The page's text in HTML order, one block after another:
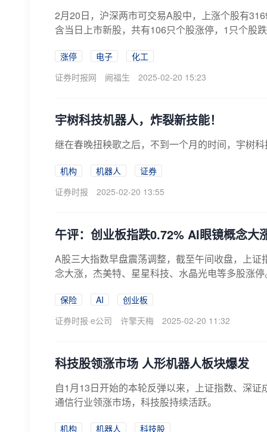
2月20日，沪深两市可交易A股中，上涨个股有
含当日上市新股，共有106只个股涨停，1只个股
涨停 电子
化工
证券时报网
阙福生 2025-02-20 15:23
宇树科技机器人，炸裂新技能！
继在春晚扭秧歌之后，不到一个月的时间，宇树
机构 机器人
证券
证券时报
2025-02-20 13:55
午评：创业板指跌0.72% AI眼镜概念大
A股三大指数早盘震荡调整，截至午间收盘，上
念大涨，杰美特、星星科技、水晶光电等多股涨
保险 AI
创业板
证券时报·e公司
许擎天梅 2025-02-20 11:32
科技股领涨市场 人形机器人板块爆发
自1月13日开始的本轮反弹以来，上证指数、深
通信行业领涨市场，科技股持续活跃。
机构 机器人 科技股